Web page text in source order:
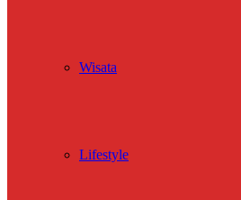
Wisata
Lifestyle